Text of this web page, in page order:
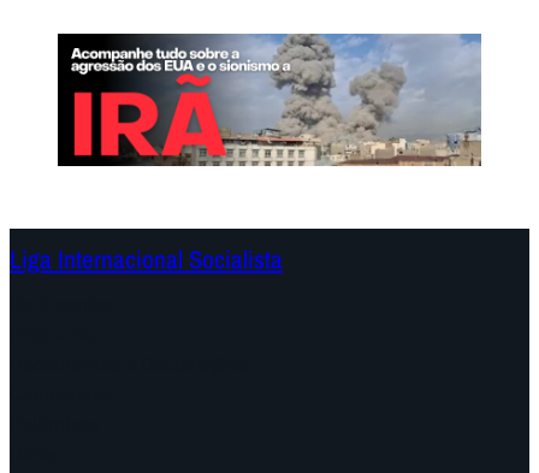
Liga Internacional Socialista